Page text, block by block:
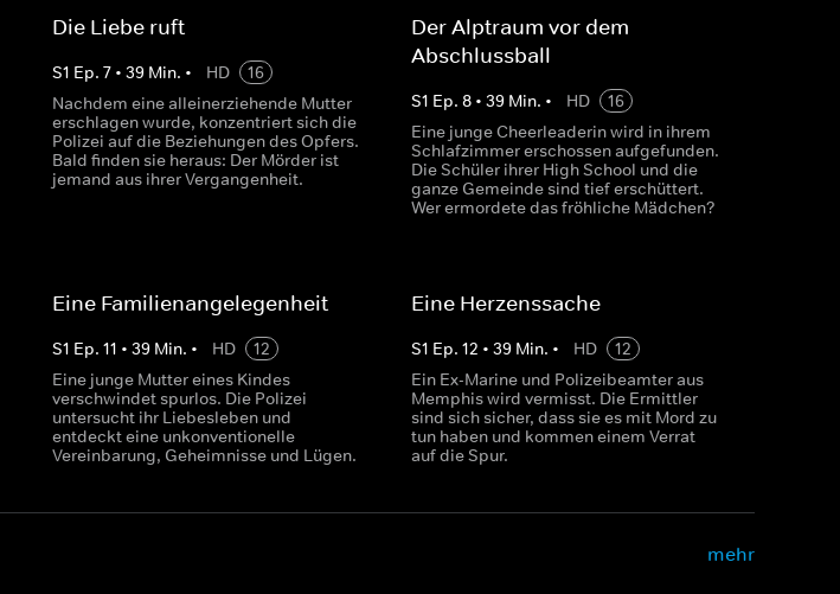
Die Liebe ruft
S1 Ep. 7• 39Min. • HD
16
Nachdem eine alleinerziehende Mutter
erschlagen wurde, konzentriert sich die
Polizei auf die Beziehungen des Opfers.
Bald finden sie heraus: Der Mörder ist
jemand aus ihrer Vergangenheit.
Der Alptraum vor dem
Abschlussball
S1 Ep. 8• 39Min. • HD
16
Eine junge Cheerleaderin wird in ihrem
Schlafzimmer erschossen aufgefunden.
Die Schüler ihrer High School und die
ganze Gemeinde sind tief erschüttert.
Wer ermordete das fröhliche Mädchen?
Eine Familienangelegenheit
S1 Ep. 11 • 39Min. • HD
12
Eine junge Mutter eines Kindes
verschwindet spurlos. Die Polizei
untersucht ihr Liebesleben und
entdeckt eine unkonventionelle
Vereinbarung, Geheimnisse und Lügen.
Eine Herzenssache
S1 Ep. 12 • 39Min. • HD
12
Ein Ex-Marine und Polizeibeamter aus
Memphis wird vermisst. Die Ermittler
sind sich sicher, dass sie es mit Mord zu
tun haben und kommen einem Verrat
auf die Spur.
mehr